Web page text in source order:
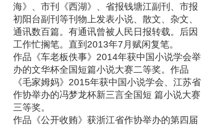
海》、市刊《西湖》、省报钱塘江副刊、市报
初阳台副刊等刊物上发表小说、散文、杂文、
通讯数百篇。有通讯曾被人民日报转载。后因
工作忙搁笔。直到2013年7月赋闲复笔。
作品《车老板佚事》2014年获中国小说学会举
办的文华杯全国短篇小说大赛二等奖。作品
《毛家姆妈》2015年获中国小说学会、江苏省
作协举办的冯梦龙杯新三言全国短 篇小说大赛
三等奖。
作品《公开收贿》获浙江省作协举办的第四届